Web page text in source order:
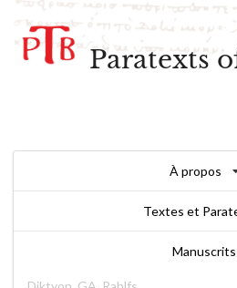
Paratexts
À propos
Textes et
Manuscrits